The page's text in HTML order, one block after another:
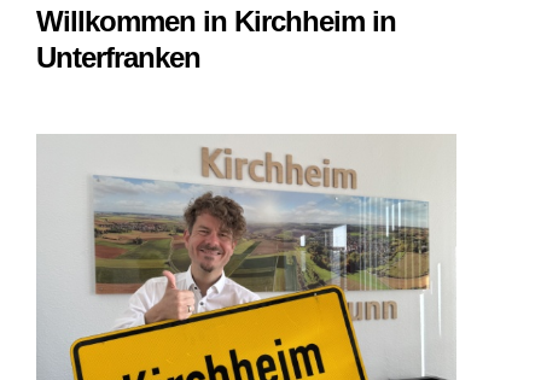
Willkommen in Kirchheim in
Unterfranken